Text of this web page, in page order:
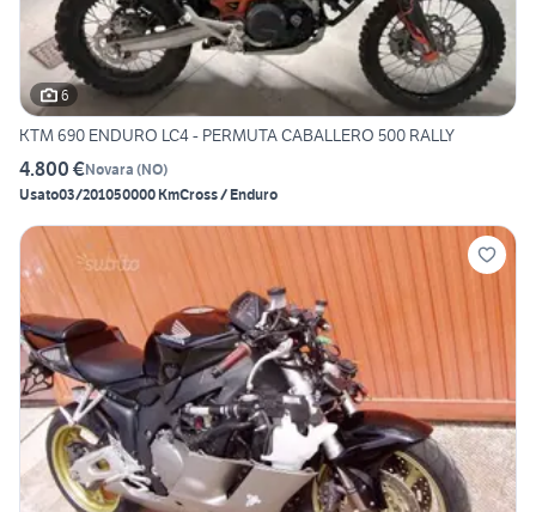
6
KTM 690 ENDURO LC4 - PERMUTA CABALLERO 500 RALLY
4.800 €Novara (NO)
Usato03/201050000 KmCross / Enduro